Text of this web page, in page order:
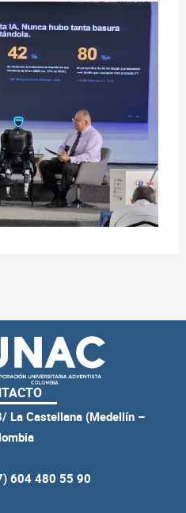
La Castellana (Medellín –
604 480 55 90